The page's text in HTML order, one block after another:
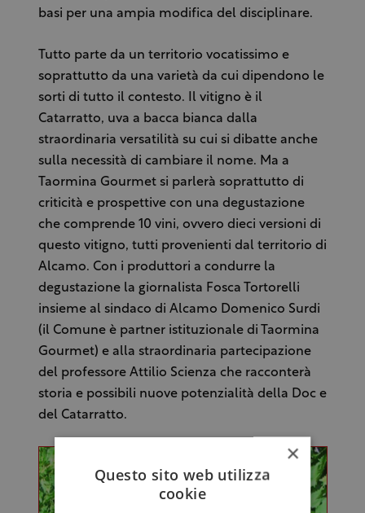
basi per una ampia modifica del disciplinare.
Tutto parte da un territorio vocatissimo e
soprattutto da una varietà da cui dipendono le
sorti di tutto il contesto. Il vitigno è il
Catarratto, uva a bacca bianca dalla
straordinaria versatilità su cui si dibatte anche
sulla necessità di cambiare il nome. Ma a
Taormina Gourmet si parlerà soprattutto di
criticità e prospettive con una degustazione
che comprende 10 vini, ovvero dieci versioni di
questo vitigno, tutti provenienti dal territorio di
Alcamo. Con i produttori a condurre la
degustazione la giornalista Fosca Tortorelli
insieme al sindaco di Alcamo Domenico Surdi
(il Comune è partner istituzionale di Taormina
Gourmet) e alla straordinaria partecipazione
del professore Attilio Scienza che racconterà
storia e possibili nuove potenzialità della Doc e
del Catarratto.
×
Questo sito web utilizza
cookie